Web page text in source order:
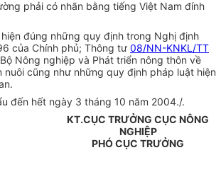
phải có nhãn bằng tiếng Việt Nam đính
đúng những quy định trong Nghị định
của Chính phủ; Thông tư 08/NN-KNKL/TT
Nông nghiệp và Phát triển nông thôn về
nuôi cũng như những quy định pháp luật hiện
đến hết ngày 3 tháng 10 năm 2004./.
KT.CỤC TRƯỞNG CỤC NÔNG
NGHIỆP
PHÓ CỤC TRƯỞNG